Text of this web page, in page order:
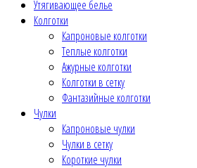
Утягивающее белье
Колготки
Капроновые колготки
Теплые колготки
Ажурные колготки
Колготки в сетку
Фантазийные колготки
Чулки
Капроновые чулки
Чулки в сетку
Короткие чулки